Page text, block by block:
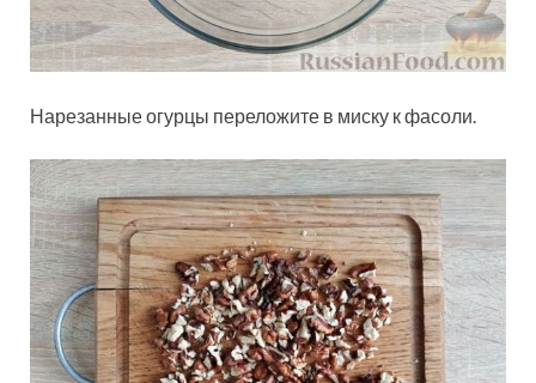
Нарезанные огурцы переложите в миску к фасоли.